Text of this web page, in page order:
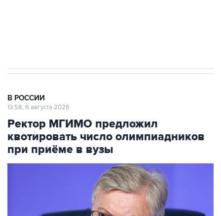
В РОССИИ
13:58, 6 августа 2026
Ректор МГИМО предложил
квотировать число олимпиадников
при приёме в вузы